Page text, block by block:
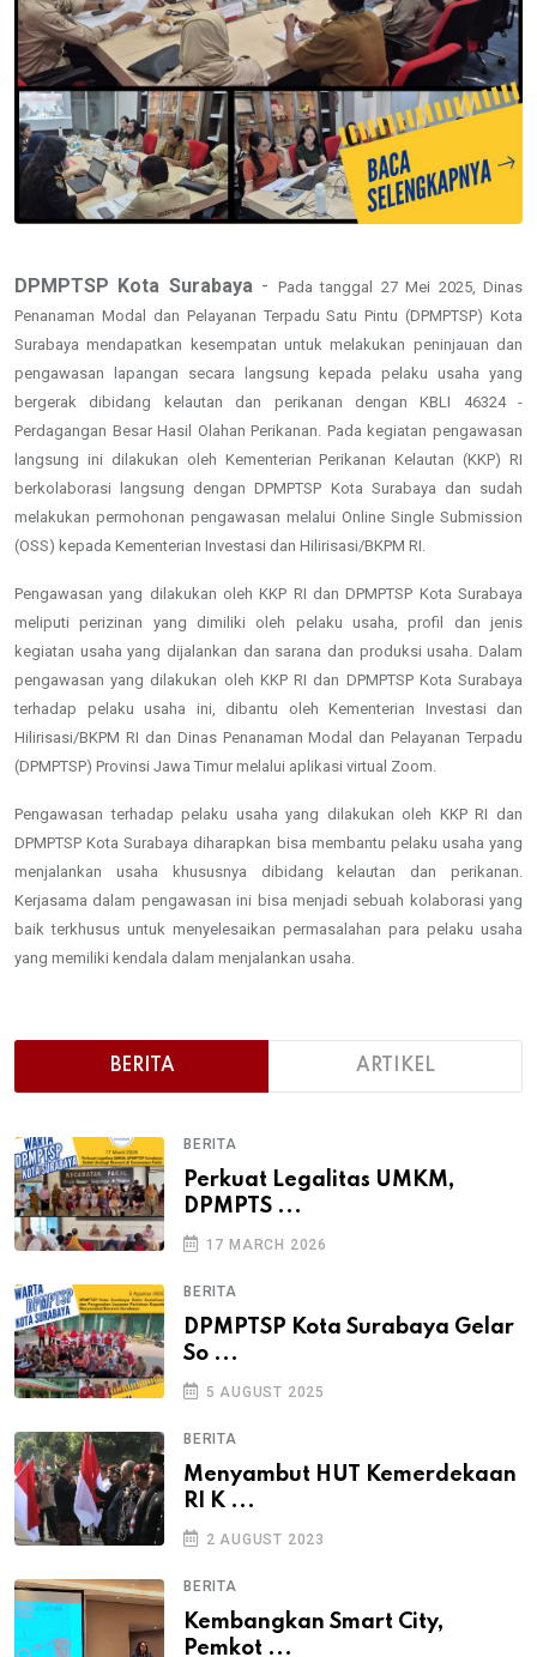
DPMPTSP Kota Surabaya- Pada tanggal 27 Mei 2025, Dinas
Penanaman Modal dan Pelayanan Terpadu Satu Pintu (DPMPTSP) Kota
Surabaya mendapatkan kesempatan untuk melakukan peninjauan dan
pengawasan lapangan secara langsung kepada pelaku usaha yang
bergerak dibidang kelautan dan perikanan dengan KBLI 46324 -
Perdagangan Besar Hasil Olahan Perikanan. Pada kegiatan pengawasan
langsung ini dilakukan oleh Kementerian Perikanan Kelautan (KKP) RI
berkolaborasi langsung dengan DPMPTSP Kota Surabaya dan sudah
melakukan permohonan pengawasan melalui Online Single Submission
(OSS) kepada Kementerian Investasi dan Hilirisasi/BKPM RI.
Pengawasan yang dilakukan oleh KKP RI dan DPMPTSP Kota Surabaya
meliputi perizinan yang dimiliki oleh pelaku usaha, profil dan jenis
kegiatan usaha yang dijalankan dan sarana dan produksi usaha. Dalam
pengawasan yang dilakukan oleh KKP RI dan DPMPTSP Kota Surabaya
terhadap pelaku usaha ini, dibantu oleh Kementerian Investasi dan
Hilirisasi/BKPM RI dan Dinas Penanaman Modal dan Pelayanan Terpadu
(DPMPTSP) Provinsi Jawa Timur melalui aplikasi virtual Zoom.
Pengawasan terhadap pelaku usaha yang dilakukan oleh KKP RI dan
DPMPTSP Kota Surabaya diharapkan bisa membantu pelaku usaha yang
menjalankan usaha khususnya dibidang kelautan dan perikanan.
Kerjasama dalam pengawasan ini bisa menjadi sebuah kolaborasi yang
baik terkhusus untuk menyelesaikan permasalahan para pelaku usaha
yang memiliki kendala dalam menjalankan usaha.
BERITA ARTIKEL
BERITA
Perkuat Legalitas UMKM,
DPMPTS ...
17 MARCH 2026
BERITA
DPMPTSP Kota Surabaya Gelar
So ...
5 AUGUST 2025
BERITA
Menyambut HUT Kemerdekaan
RI K ...
2 AUGUST 2023
BERITA
Kembangkan Smart City,
Pemkot ...